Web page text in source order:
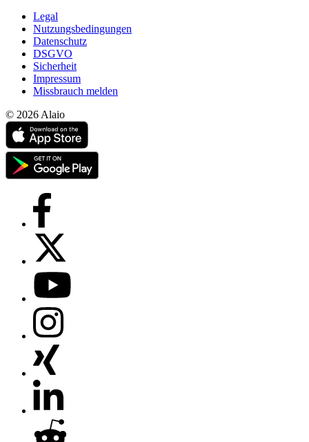
Legal
Nutzungsbedingungen
Datenschutz
DSGVO
Sicherheit
Impressum
Missbrauch melden
© 2026 Alaio